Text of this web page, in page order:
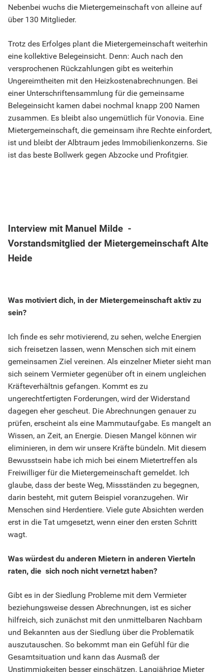
Nebenbei wuchs die Mietergemeinschaft von alleine auf
über 130 Mitglieder.
Trotz des Erfolges plant die Mietergemeinschaft weiterhin
eine kollektive Belegeinsicht. Denn: Auch nach den
versprochenen Rückzahlungen gibt es weiterhin
Ungereimtheiten mit den Heizkostenabrechnungen. Bei
einer Unterschriftensammlung für die gemeinsame
Belegeinsicht kamen dabei nochmal knapp 200 Namen
zusammen. Es bleibt also ungemütlich für Vonovia. Eine
Mietergemeinschaft, die gemeinsam ihre Rechte einfordert,
ist und bleibt der Albtraum jedes Immobilienkonzerns. Sie
ist das beste Bollwerk gegen Abzocke und Profitgier.
Interview mit Manuel Milde -
Vorstandsmitglied der Mietergemeinschaft Alte
Heide
Was motiviert dich, in der Mietergemeinschaft aktiv zu
sein?
Ich finde es sehr motivierend, zu sehen, welche Energien
sich freisetzen lassen, wenn Menschen sich mit einem
gemeinsamen Ziel vereinen. Als einzelner Mieter sieht man
sich seinem Vermieter gegenüber oft in einem ungleichen
Kräfteverhältnis gefangen. Kommt es zu
ungerechtfertigten Forderungen, wird der Widerstand
dagegen eher gescheut. Die Abrechnungen genauer zu
prüfen, erscheint als eine Mammutaufgabe. Es mangelt an
Wissen, an Zeit, an Energie. Diesen Mangel können wir
eliminieren, in dem wir unsere Kräfte bündeln. Mit diesem
Bewusstsein habe ich mich bei einem Mietertreffen als
Freiwilliger für die Mietergemeinschaft gemeldet. Ich
glaube, dass der beste Weg, Missständen zu begegnen,
darin besteht, mit gutem Beispiel voranzugehen. Wir
Menschen sind Herdentiere. Viele gute Absichten werden
erst in die Tat umgesetzt, wenn einer den ersten Schritt
wagt.
Was würdest du anderen Mietern in anderen Vierteln
raten, die sich noch nicht vernetzt haben?
Gibt es in der Siedlung Probleme mit dem Vermieter
beziehungsweise dessen Abrechnungen, ist es sicher
hilfreich, sich zunächst mit den unmittelbaren Nachbarn
und Bekannten aus der Siedlung über die Problematik
auszutauschen. So bekommt man ein Gefühl für die
Gesamtsituation und kann das Ausmaß der
Unstimmigkeiten besser einschätzen. Langjährige Mieter